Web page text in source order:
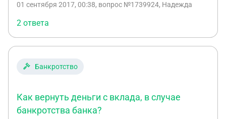
2016 года. В декабре 2016 года в деле о
банкротстве Арбитражный суд вынес решение
освободить меня от всех обязательств. Вопрос:
вправе ли (после закончившейся процедуры
меня судебные иски о взыскании задолженности,
зарплатную карту в счет той задолженности?
Спасибо.
01 сентября 2017, 00:38, вопрос №1739924, Надежда
2 ответа
Банкротство
Как вернуть деньги с вклада, в случае
банкротства банка?